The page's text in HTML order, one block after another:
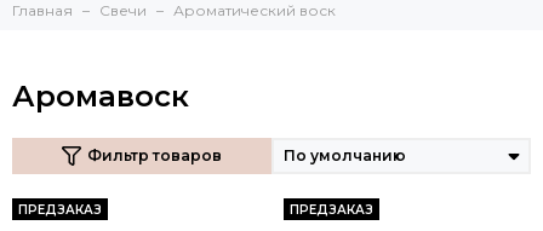
Главная Свечи Ароматический воск
Аромавоск
Фильтр товаров
ПРЕДЗАКАЗ ПРЕДЗАКАЗ